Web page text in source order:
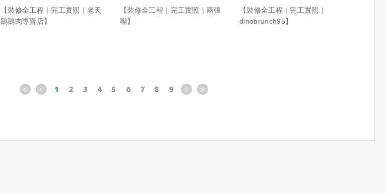
【裝修全工程｜完工實照｜老天
鵝鵝肉專賣店】
【裝修全工程｜完工實照｜兩張
嘴】
【裝修全工程｜完工實照｜
dinobrunch95】
1 2 3 4 5 6 7 8 9